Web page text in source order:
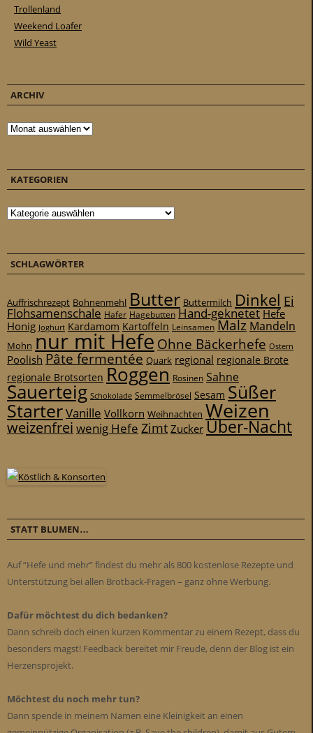
Trollenland
Weekend Loafer
Wild Yeast
ARCHIV
Archiv
KATEGORIEN
Kategorien
SCHLAGWÖRTER
Auffrischrezept Bohnenmehl Butter Buttermilch Dinkel Ei
Flohsamenschale Hafer Hagebutten Hand-geknetet Hefe
Honig Joghurt Kardamom Kartoffeln Leinsamen Malz Mandeln
Mohn nur mit Hefe Ohne Bäckerhefe Ostern
Poolish Pâte fermentée Quark regional regionale Brote
regionale Brotsorten Roggen Rosinen Sahne
Sauerteig Schokolade Semmelbrösel Sesam Süßer
StarterVanille Vollkorn Weihnachten Weizen
weizenfrei wenig Hefe ZimtZuckerÜber-Nacht
STATT BLUMEN…
Auf “Hefe und mehr” findest du mehr als 800 kostenlose Rezepte und
Unterstützung bei allen Brotback-Fragen – ganz ohne Werbung.
Dafür möchtest du dich bedanken?
Dann schreib doch einen kurzen Kommentar zu einem Rezept, dass du
besonders magst! Feedback bereitet mir Freude, denn der Blog ist ein
Herzensprojekt.
Möchtest du noch mehr tun?
Dann spende in meinem Namen eine Kleinigkeit an einen